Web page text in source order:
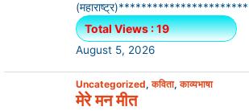
Total Views : 19
August 5, 2026
Uncategorized,कविता,काव्यभाषा
मेरे मन मीत